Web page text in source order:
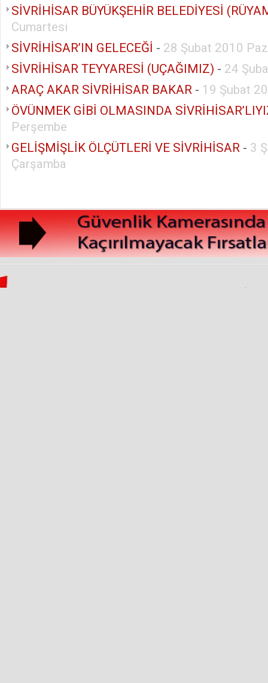
SİVRİHİSAR BÜYÜKŞEHİR BELEDİYESİ
Cumartesi
SİVRİHİSAR’IN GELECEĞİ - 28 Şubat 2010
SİVRİHİSAR TEYYARESİ (UÇAĞIMIZ) - 24
ARAÇ AKAR SİVRİHİSAR BAKAR - 19 Şubat
ÖVÜNMEK GİBİ OLMASINDA
Perşembe
GELİŞMİŞLİK ÖLÇÜTLERİ VE SİVRİHİSAR - 3
Çarşamba